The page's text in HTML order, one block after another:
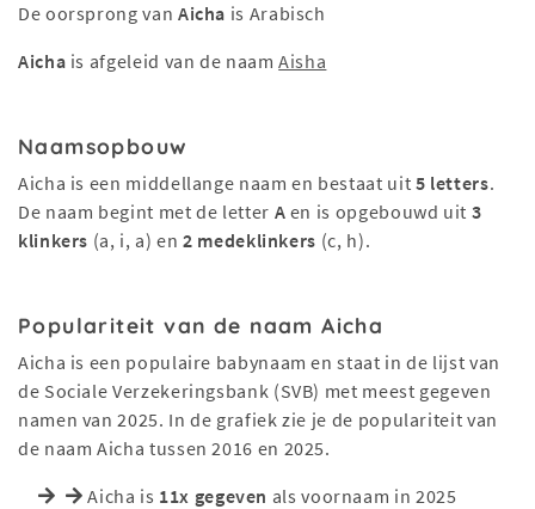
De oorsprong van Aicha is Arabisch
Aicha is afgeleid van de naamAisha
Naamsopbouw
Aicha is een middellange naam en bestaat uit 5 letters.
De naam begint met de letter A en is opgebouwd uit 3
klinkers (a, i, a) en2 medeklinkers (c, h).
Populariteit van de naam Aicha
Aicha is een populaire babynaam en staat in de lijst van
de Sociale Verzekeringsbank (SVB) met meest gegeven
namen van 2025. In de grafiek zie je de populariteit van
de naam Aicha tussen 2016 en 2025.
Aicha is 11x gegeven als voornaam in 2025